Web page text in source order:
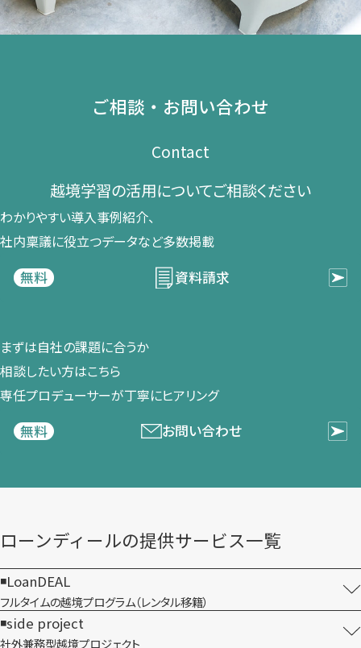
ご相談・お問い合わせ
Contact
越境学習の​活用に​ついて​ご相談ください​
わかりやすい導入事例紹介、​
社内稟議に​役立つデータなど​多数掲載
無料
資料請求
まずは​自社の​課題に​合うか​
相談したい方は​こちら
専任プロデューサーが​丁寧に​ヒアリング
無料
お問い合わせ
ローンディールの​提供サービス一覧
LoanDEAL
フルタイムの越境プログラム​（レンタル移籍）
side project
社外兼務型​越境プロジェクト